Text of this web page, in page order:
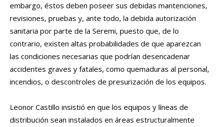
embargo, éstos deben poseer sus debidas mantenciones,
revisiones, pruebas y, ante todo, la debida autorización
sanitaria por parte de la Seremi, puesto que, de lo
contrario, existen altas probabilidades de que aparezcan
las condiciones necesarias que podrían desencadenar
accidentes graves y fatales, como quemaduras al personal,
incendios, o descontroles de presurización de los equipos.
Leonor Castillo insistió en que los equipos y líneas de
distribución sean instalados en áreas estructuralmente